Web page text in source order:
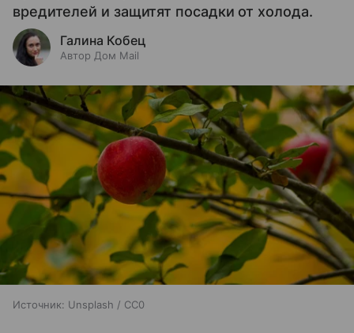
вредителей и защитят посадки от холода.
Галина Кобец
Автор Дом Mail
Источник: Unsplash / CC0